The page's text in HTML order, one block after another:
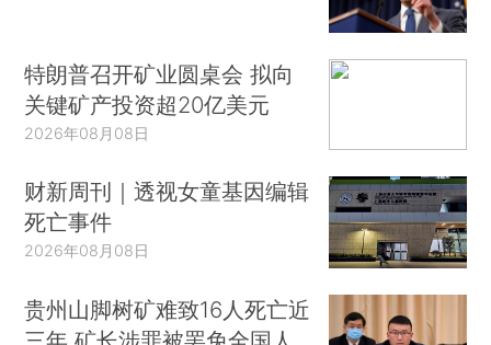
特朗普召开矿业圆桌会 拟向
关键矿产投资超20亿美元
2026年08月08日
财新周刊｜透视女童基因编辑
死亡事件
2026年08月08日
贵州山脚树矿难致16人死亡近